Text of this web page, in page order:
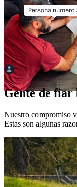
Gente de fiar
Nuestro compromiso
Estas son algunas